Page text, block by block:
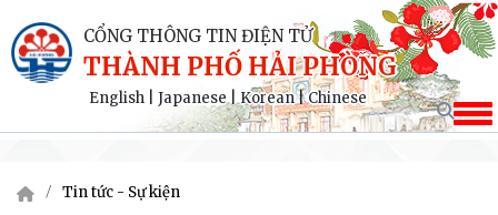
CỔNG THÔNG TIN ĐIỆN TỬ
THÀNH PHỐ HẢI PHÒNG
English Japanese|Korean|Chinese
Tin tức - Sự kiện